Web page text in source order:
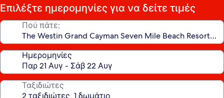
Επιλέξτε ημερομηνίες για να δείτε τιμές
Πού πάτε;
Ημερομηνίες
Ταξιδιώτες